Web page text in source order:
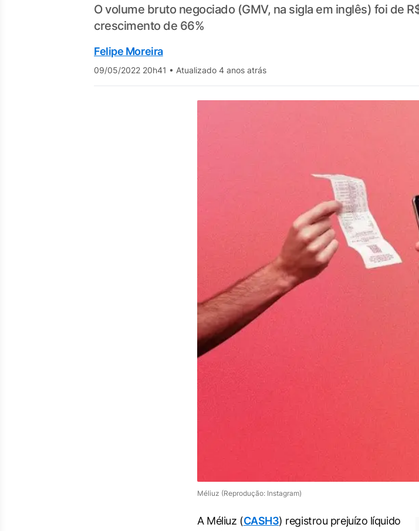
O volume bruto negociado (GMV, na sigla em inglês) foi de
crescimento de 66%
Felipe Moreira
09/05/2022 20h41 • Atualizado 4 anos atrás
Méliuz (Reprodução: Instagram)
A Méliuz (CASH3) registrou prejuízo líquido